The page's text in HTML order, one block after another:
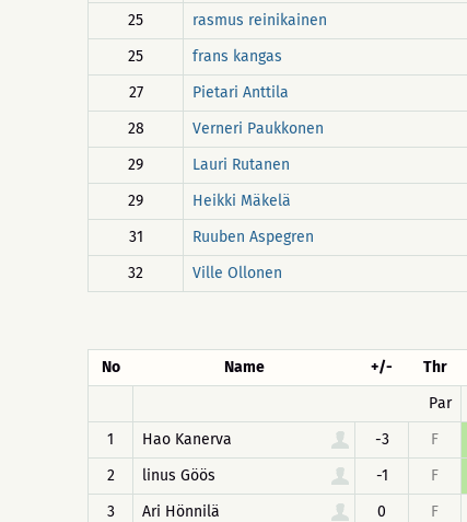
25
rasmus reinikainen
25
frans kangas
27
Pietari Anttila
28
Verneri Paukkonen
29
Lauri Rutanen
29
Heikki Mäkelä
31
Ruuben Aspegren
32
Ville Ollonen
No Name +/- Thr
Par
1
Hao Kanerva -3 F
2
linus Göös -1 F
3
Ari Hönnilä 0 F